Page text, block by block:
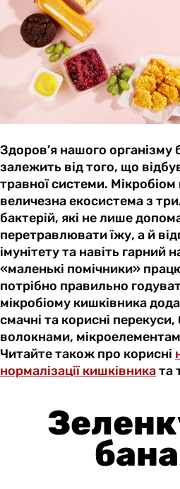
Здоров’я нашого організму
залежить від того, що
травної системи.
величезна екосистема з
бактерій, які не лише
перетравлювати їжу, а й
імунітету та навіть гарний
«маленькі помічники»
потрібно правильно
мікробіому кишківника
смачні та корисні
волокнами,
Читайте також про корисні
нормалізації кишківниката